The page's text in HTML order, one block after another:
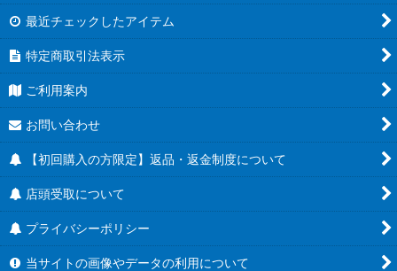
最近チェックしたアイテム
特定商取引法表示
ご利用案内
お問い合わせ
【初回購入の方限定】返品・返金制度について
店頭受取について
プライバシーポリシー
当サイトの画像やデータの利用について